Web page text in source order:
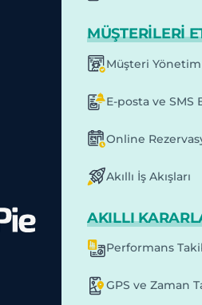
MÜŞTERILERI
Müşteri
E-posta ve
Online
Akıllı İş Akışları
AKILLI
Performans
GPS ve Zaman